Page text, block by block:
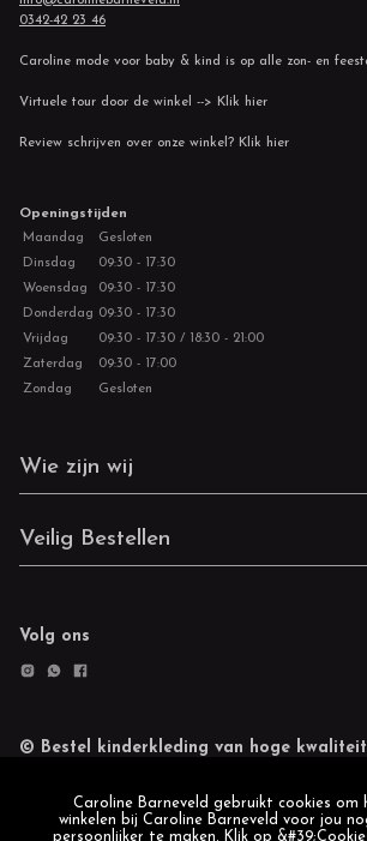
0342-42 23 46
Caroline mode voor baby & kind is op alle zon- en
Virtuele tour door de winkel --> Klik hier
Review schrijven over onze winkel? Klik hier
Openingstijden
Maandag
Gesloten
Dinsdag
09:30 - 17:30
Woensdag
09:30 - 17:30
Donderdag 09:30 - 17:30
Vrijdag
09:30 - 17:30 / 18:30 - 21:00
Zaterdag
09:30 - 17:00
Zondag
Gesloten
Wie zijn wij
Veilig Bestellen
Volg ons
© Bestel kinderkleding van hoge
Caroline Barneveld gebruikt cookies om
winkelen bij Caroline Barneveld voor jou
persoonlijker te maken. Klik op